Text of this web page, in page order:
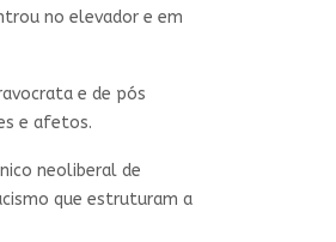
no elevador e em
e de pós
e afetos.
neoliberal de
que estruturam a